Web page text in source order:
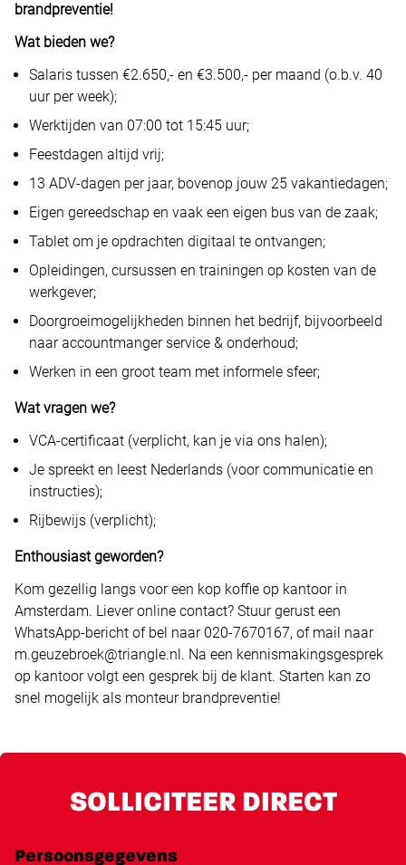
brandpreventie!
Wat bieden we?
Salaris tussen €2.650,- en €3.500,- per maand (o.b.v. 40
uur per week);
Werktijden van 07:00 tot 15:45 uur;
Feestdagen altijd vrij;
13 ADV-dagen per jaar, bovenop jouw 25 vakantiedagen;
Eigen gereedschap en vaak een eigen bus van de zaak;
Tablet om je opdrachten digitaal te ontvangen;
Opleidingen, cursussen en trainingen op kosten van de
werkgever;
Doorgroeimogelijkheden binnen het bedrijf, bijvoorbeeld
naar accountmanger service & onderhoud;
Werken in een groot team met informele sfeer;
Wat vragen we?
VCA-certificaat (verplicht, kan je via ons halen);
Je spreekt en leest Nederlands (voor communicatie en
instructies);
Rijbewijs (verplicht);
Enthousiast geworden?
Kom gezellig langs voor een kop koffie op kantoor in
Amsterdam. Liever online contact? Stuur gerust een
WhatsApp-bericht of bel naar 020-7670167, of mail naar
m.geuzebroek@triangle.nl. Na een kennismakingsgesprek
op kantoor volgt een gesprek bij de klant. Starten kan zo
snel mogelijk als monteur brandpreventie!
SOLLICITEER DIRECT
Persoonsgegevens